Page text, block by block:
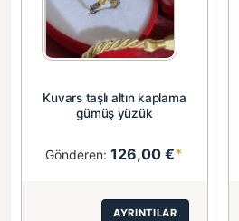
Kuvars taşlı altın kaplama
gümüş yüzük
Gönderen:126,00 €*
AYRINTILAR